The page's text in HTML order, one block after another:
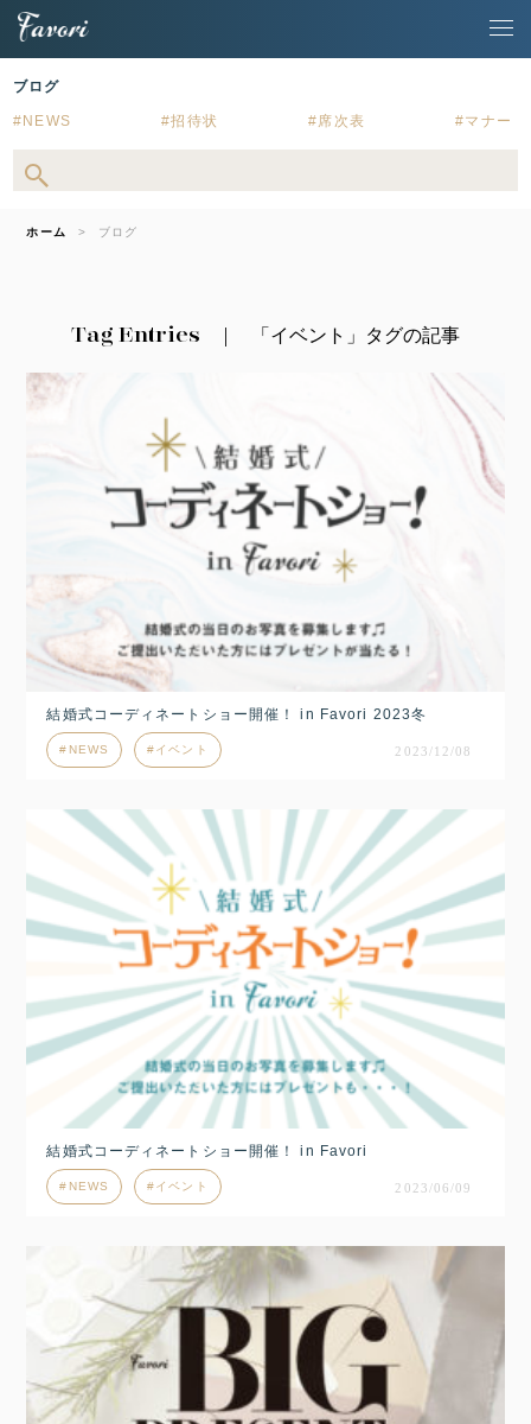
ブログ
NEWS 招待状 席次表 マナー
ホーム ブログ
Tag Entries 「イベント」タグの記事
結婚式コーディネートショー開催！ in Favori 2023冬
NEWS イベント 2023/12/08
結婚式コーディネートショー開催！ in Favori
NEWS イベント 2023/06/09